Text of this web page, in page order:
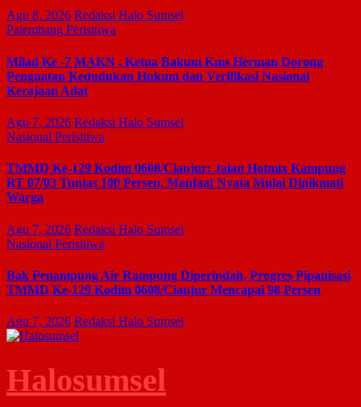
Agu 8, 2026 Redaksi Halo Sumsel
Palembang Perisitiwa
Milad Ke -7 MAKN , Ketua Bakum Kms Herman Dorong
Penguatan Kedudukan Hukum dan Verifikasi Nasional
Kerajaan Adat
Agu 7, 2026 Redaksi Halo Sumsel
Nasional Perisitiwa
TMMD Ke-129 Kodim 0608/Cianjur: Jalan Hotmix Kampung
RT 07/03 Tuntas 100 Persen, Manfaat Nyata Mulai Dinikmati
Warga
Agu 7, 2026 Redaksi Halo Sumsel
Nasional Perisitiwa
Bak Penampung Air Rampung Diperindah, Progres Pipanisasi
TMMD Ke-129 Kodim 0608/Cianjur Mencapai 98 Persen
Agu 7, 2026 Redaksi Halo Sumsel
Halosumsel